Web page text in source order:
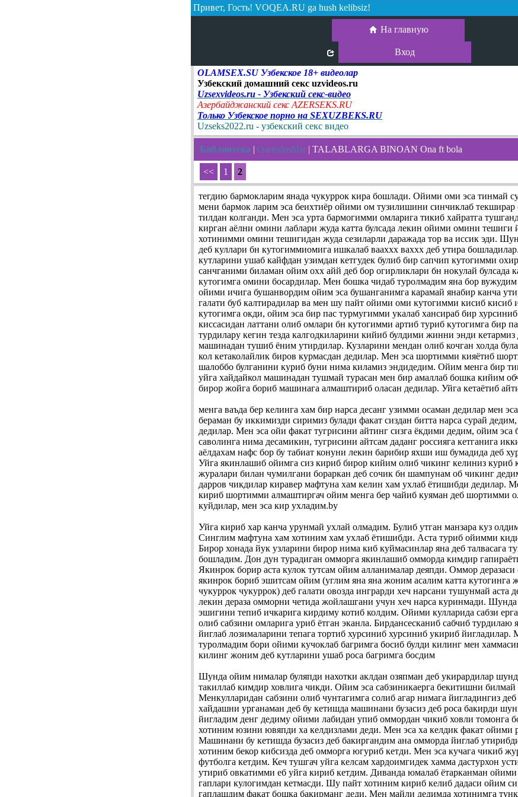
Привет, Гость! VOQEA.RU ga hush kelibsiz!
На главную
Вход
OLAMSEX.SU Узбекское 18+ видеолар
Узбекский домашний секс uzvideos.ru
Uzsexvideos.ru - Узбекский секс-видео
Азербайджанский секс AZERSEKS.RU
Только Узбекское порно на SEXUZBEKS.RU
Uzseks2022.ru - узбекский секс видео
Библиотека | Qarindoshlar | TALABLARGA BINOAN Ona ft bola
<< 1 2
тегдию бармокларим янада чукуррок кира бошлади. Ойими оми эса тинмай
мени бармок ларим эса беихтиёр ойими ом тузилишини синчиклаб текширар
тилдан колганди. Мен эса урта бармогимми омларига тикиб хайратга
кирган аёлни омини лаблари жуда катта булсада лекин ойими омини тешиги
хотинимми омини тешигидан жуда сезиларли даражада тор ва иссик эди.
деб куллари бн кутогиммиомига ишкалаб вааххх ваххх деб утира
кутларини ушаб кайфдан узимдан кетгудек булиб бир сапчип кутогимми
санчганими биламан ойим охх айй деб бор огирликлари бн нокулай булсада
кутогимга омини босардилар. Мен бошка чидаб туролмадим яна бор
ойими ичига бушанвордим ойим эса бушанганимга карамай янабир канча
галати буб калтирадилар ва мен шу пайт ойими оми кутогимми кисиб кисиб
кутогимга окди, ойим эса бир пас турмугимми укалаб хансираб бир
киссасидан латтани олиб омлари бн кутогимми артиб туриб кутогимга бир
турдилару кегин тезда калгодкиларини кийиб булдими жинни энди кетармиз
машинадан тушиб ёним утирдилар. Кузларини мендан олиб кочган холда
кол кетаколайлик биров курмасдан дедилар. Мен эса шортимми кияётиб
шалоббо булганини куриб буни нима киламиз эндидедим. Ойим менга бир
уйга хайдайкол машинадан тушмай турасан мен бир амаллаб бошка кийим
бирор жойга бориб машинага алмаштириб оласан дедилар. Уйга кетаётиб
менга ваъда бер келинга хам бир нарса десанг узимми осаман дедилар мен
бераман бу иккимизди сиримиз булади факат сиздан битта нарса сурай
дедилар. Мен эса ойи факат тугрисини айтинг сизга ёкдими дедим, ойим эса
саволинга нима десамикин, тугрисини айтсам даданг россияга кетганига
аёлдахам нафс бор бу табиат конуни лекин барибир яхши иш бумадида деб
Уйга якинлашиб ойимга сиз кириб бирор кийим олиб чикинг келиниз куриб
журалари билан чумилгани бораркан деб сочик бн шампунам об чикинг
дарров чикдилар киравер мафтуна хам келин хам ухлаб ётишибди дедилар.
кириб шортимми алмаштиргач ойим менга бер чайиб куяман деб шортимми
куйдилар, мен эса кир ухладим.by
Уйга кириб хар канча урунмай ухлай олмадим. Булиб утган манзара куз
Синглим мафтуна хам хотиним хам ухлаб ётишибди. Аста туриб ойимми
Бирор хонада йук узларини бирор нима киб куймасинлар яна деб талвасага
бошладим. Дон дун турадиган омморга якинлашиб омморда кимдир
Якинрок борир аста кулок тутсам ойим алланималар деяпди. Оммор деразаси
якинрок бориб эшитсам ойим (углим яна яна жоним асалим катта кутогинга
чукуррок чукуррок) деб галати овозда инграрди хеч нарсани тушунмай аста
лекин дераза омморни четида жойлашгани учун хеч нарса куринмади.
эшигини тепиб ичкарига кирдиму котиб колдим. Ойими кулларида сабзи
олиб сабзини омларига уриб ётган эканла. Бирдансесканиб сабчиб турдилаю
йиглаб лозималарини тепага тортиб хурсиниб хурсиниб укириб йигладилар.
туролмадим бори ойими кучоклаб багримга босиб булди килинг мен
килинг жоним деб кутларини ушаб роса багримга босдим
Шунда ойим нималар буляпди нахотки аклдан озяпман деб укирардилар
такиллаб кимдир ховлига чикди. Ойим эса сабзиникаерга бекитишни билмай
Менкулларидан сабзини олиб чунтагимга солиб агар нимага йигладингиз
хайдашни урганаман деб бу кетишда машинани бузасиз деб роса бакирди
йигладим денг дедиму ойими лабидан упиб оммордан чикиб ховли томонга
хотиним юзини ювяпди ха келдизлами деди. Мен эса ха келдик факат ойими
Машинани бу кетишда бузасиз деб бакиргандим ана омморда йиглаб
хотиним бекор кибсизда деб омморга югуриб кетди. Мен эса кучага чикиб
футболга кетдим. Кеч тушгач уйга келсам хардоимгидек хамма дастурхон
утириб овкатимми еб уйга кириб кетдим. Диванда юмалаб ётарканман
гаплари кулогимдан кетмасди. Шу пайт хотиним кириб келиб дадаси ойим
гаплашдим факат бошка бакирманг деди. Мен майли дедимда хотинимга